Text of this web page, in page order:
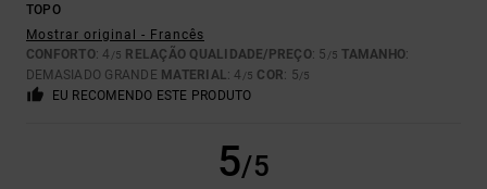
TOPO
Mostrar original - Francês
CONFORTO: 4 /5 RELAÇÃO QUALIDADE/PREÇO: 5 /5 TAMANHO:
DEMASIADO GRANDE MATERIAL: 4 /5 COR: 5/5
EU RECOMENDO ESTE PRODUTO
5/5